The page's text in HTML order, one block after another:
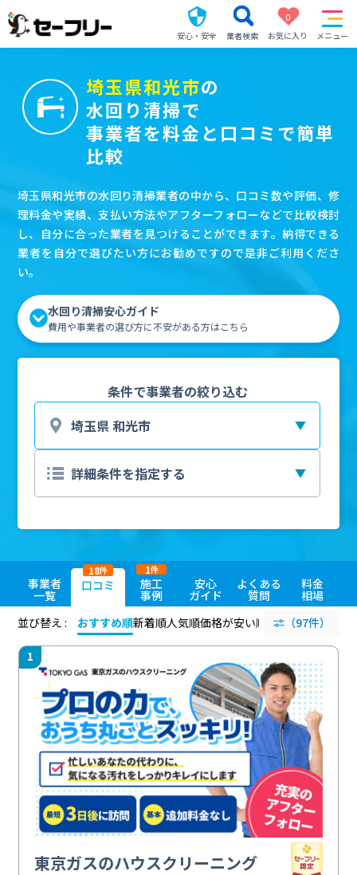
安心・安全 業者検索
0
お気に入り
メニュー
埼玉県和光市の
水回り清掃で
事業者を料金と口コミで簡単
比較
埼玉県和光市の水回り清掃業者の中から、口コミ数や評価、修
理料金や実績、支払い方法やアフターフォローなどで比較検討
し、自分に合った業者を見つけることができます。納得できる
業者を自分で選びたい方にお勧めですので是非ご利用くださ
い。
水回り清掃安心ガイド
費用や事業者の選び方に不安がある方はこちら
条件で事業者の絞り込む
事業者
一覧
口コミ
18件
施工
事例
1件
安心
ガイド
よくある
質問
料金
相場
並び替え :
おすすめ順新着順人気順価格が安い順 評価が高い順
（97件）
1
東京ガスのハウスクリーニング